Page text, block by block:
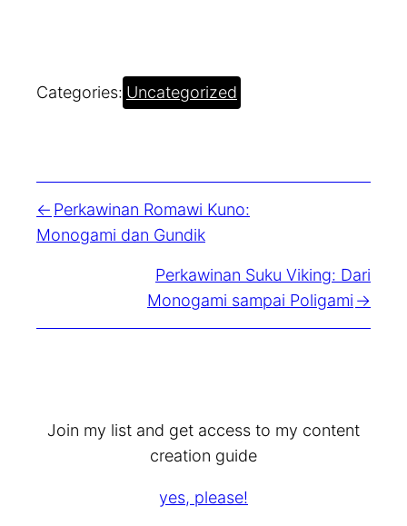
Categories: Uncategorized
Perkawinan Romawi Kuno:
Monogami dan Gundik
Perkawinan Suku Viking: Dari
Monogami sampai Poligami
Join my list and get access to my content
creation guide
yes, please!